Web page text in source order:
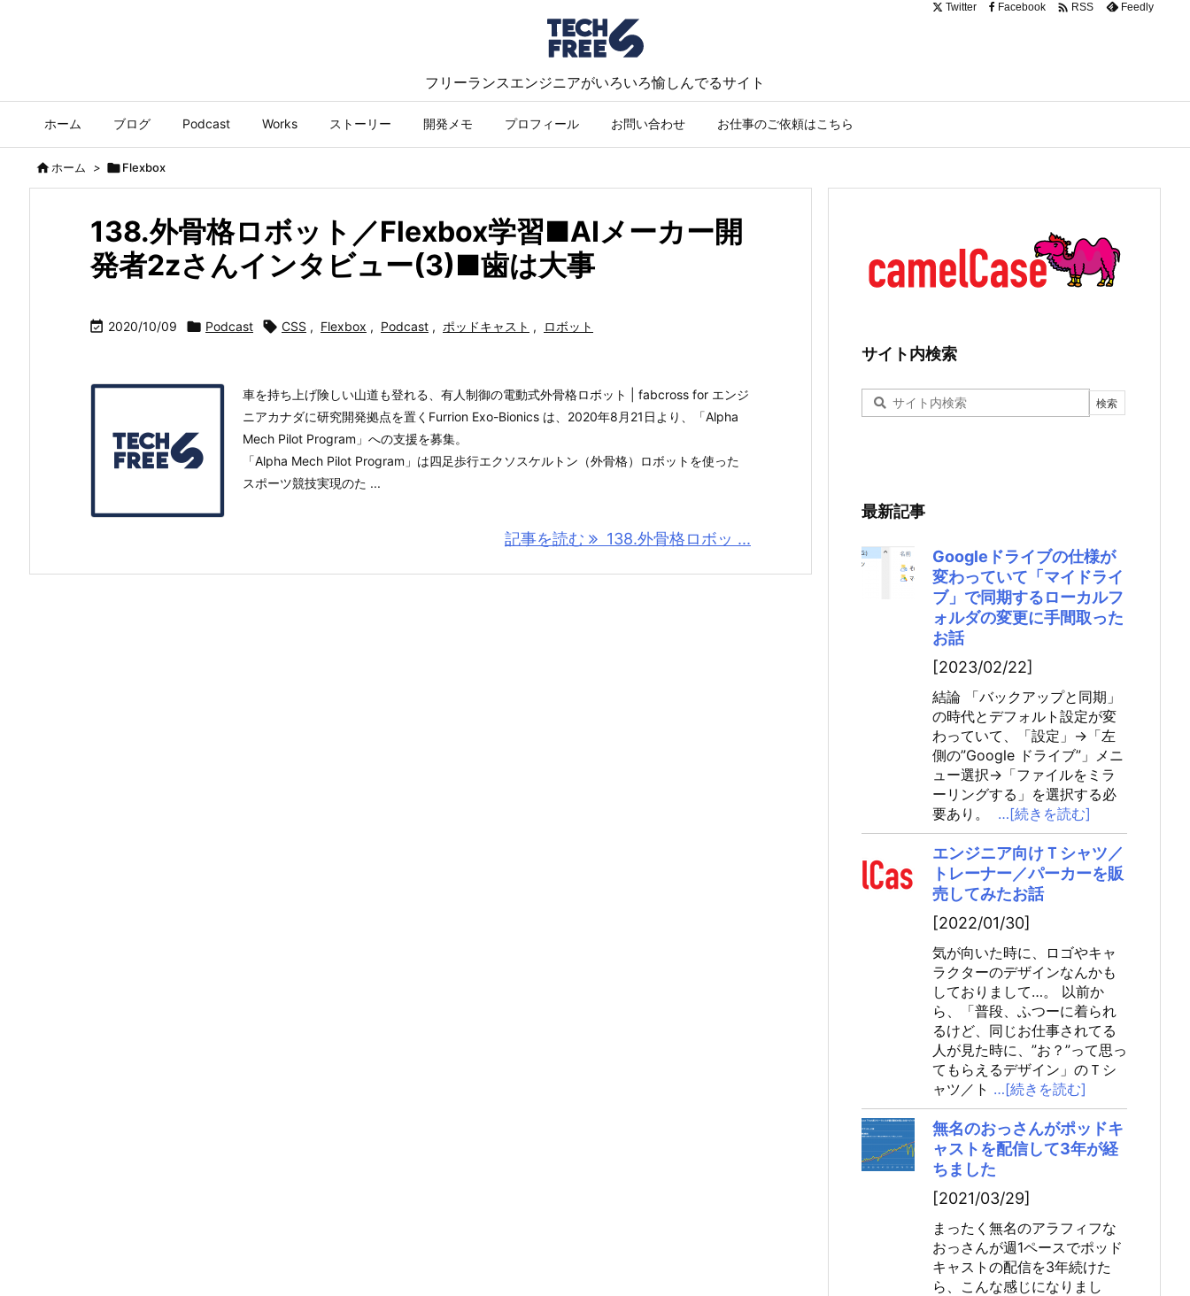
フリーランスエンジニアがいろいろ愉しんでるサイト
ホーム ブログ Podcast Works ストーリー 開発メモ プロフィール お問い合わせ お仕事のご依頼はこちら
Twitter Facebook  RSS Feedly
ホーム > Flexbox
138.外骨格ロボット／Flexbox学習■AIメーカー開
発者2zさんインタビュー(3)■歯は大事
 2020/10/09  Podcast  CSS , Flexbox , Podcast , ポッドキャスト , ロボット
車を持ち上げ険しい山道も登れる、有人制御の電動式外骨格ロボット | fabcross for エンジ
ニアカナダに研究開発拠点を置くFurrion Exo-Bionics は、2020年8月21日より、「Alpha
Mech Pilot Program」への支援を募集。
「Alpha Mech Pilot Program」は四足歩行エクソスケルトン（外骨格）ロボットを使った
スポーツ競技実現のた ...
記事を読む 138.外骨格ロボッ ...
サイト内検索
最新記事
Googleドライブの仕様が
変わっていて「マイドライ
ブ」で同期するローカルフ
ォルダの変更に手間取った
お話
[2023/02/22]
結論 「バックアップと同期」
の時代とデフォルト設定が変
わっていて、「設定」→「左
側の”Google ドライブ”」メニ
ュー選択→「ファイルをミラ
ーリングする」を選択する必
要あり。
…[続きを読む]
エンジニア向けＴシャツ／
トレーナー／パーカーを販
売してみたお話
[2022/01/30]
気が向いた時に、ロゴやキャ
ラクターのデザインなんかも
しておりまして…。 以前か
ら、「普段、ふつーに着られ
るけど、同じお仕事されてる
人が見た時に、”お？”って思っ
てもらえるデザイン」のＴシ
ャツ／ト …[続きを読む]
無名のおっさんがポッドキ
ャストを配信して3年が経
ちました
[2021/03/29]
まったく無名のアラフィフな
おっさんが週1ペースでポッド
キャストの配信を3年続けた
ら、こんな感じになりまし